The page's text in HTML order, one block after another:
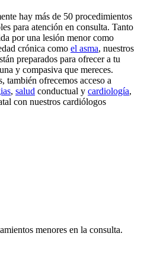
hay más de 50 procedimientos
para atención en consulta. Tanto
por una lesión menor como
crónica como el asma, nuestros
preparados para ofrecer a tu
y compasiva que mereces.
también ofrecemos acceso a
, salud conductual y cardiología,
con nuestros cardiólogos
menores en la consulta.